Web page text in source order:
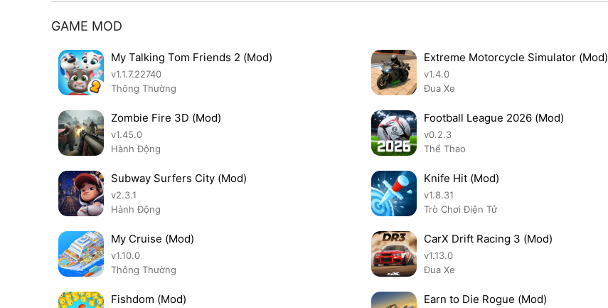
GAME MOD
My Talking Tom Friends 2 (Mod)
v1.1.7.22740
Thông Thường
Extreme Motorcycle Simulator (Mod)
v1.4.0
Đua Xe
Zombie Fire 3D (Mod)
v1.45.0
Hành Động
Football League 2026 (Mod)
v0.2.3
Thể Thao
Subway Surfers City (Mod)
v2.3.1
Hành Động
Knife Hit (Mod)
v1.8.31
Trò Chơi Điện Tử
My Cruise (Mod)
v1.10.0
Thông Thường
CarX Drift Racing 3 (Mod)
v1.13.0
Đua Xe
Fishdom (Mod) Earn to Die Rogue (Mod)